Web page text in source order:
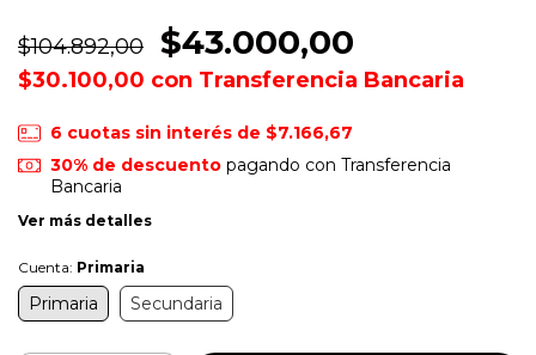
$104.892,00 $43.000,00
$30.100,00 con Transferencia Bancaria
6 cuotas sin interés de $7.166,67
30% de descuentopagando con Transferencia
Bancaria
Ver más detalles
Cuenta: Primaria
Primaria Secundaria